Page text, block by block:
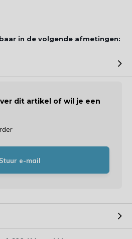
in de volgende afmetingen:
dit artikel of wil je een
Stuur e-mail